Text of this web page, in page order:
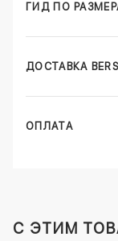
ГИД ПО
ДОСТАВКА
ОПЛАТА
C ЭТИМ